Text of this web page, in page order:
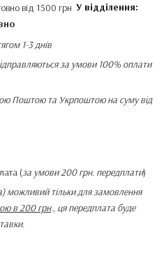
У відділення:
1-3 днів
за умови 100% оплати
Поштою та Укрпоштою на суму від
(за умови 200 грн. передплати)
можливий тільки для замовлення
в 200 грн., ця передплата буде